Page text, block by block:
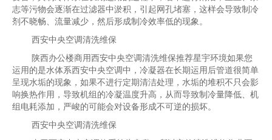
志等污物会逐渐在过滤器中淤积，引起网孔堵塞，这样会导致制冷
剂不晓畅、流量减少，然后形成制冷效率低的现象。
西安中央空调清洗维保
陕西办公楼商用西安中央空调清洗维保推荐星宇环境如果您
运用的是水体系西安中央空调中，冷凝器在长期运用后管道很简单
呈现水垢的现象，如果不进行定期清洁处理，水垢的堆积不只会影
响换热作用，导致机组的冷凝温度升高，从而导致制冷量降低、机
组电耗添加，严峻的可能会对设备形成不可逆的损坏。
西安中央空调清洗维保